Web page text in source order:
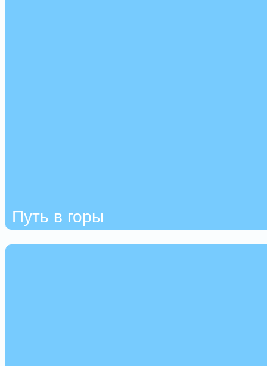
Путь в горы